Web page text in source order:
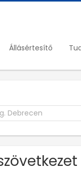
Állásértesítő